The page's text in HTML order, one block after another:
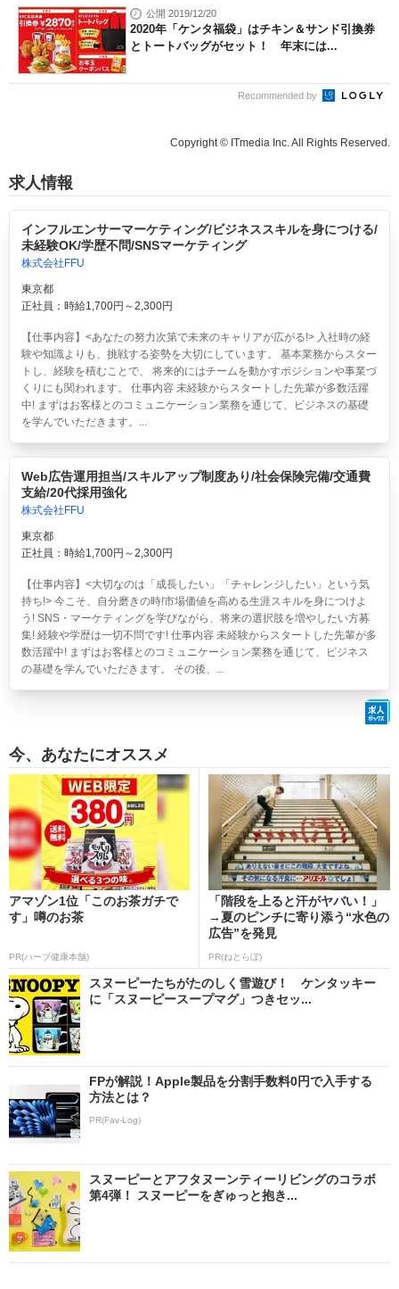
公開 2019/12/20
2020年「ケンタ福袋」はチキン＆サンド引換券
とトートバッグがセット！ 年末には...
Recommended by
Copyright © ITmedia Inc. All Rights Reserved.
求人情報
インフルエンサーマーケティング/ビジネススキルを身につける/
未経験OK/学歴不問/SNSマーケティング
株式会社FFU
東京都
正社員：時給1,700円～2,300円
【仕事内容】<あなたの努力次第で未来のキャリアが広がる!> 入社時の経
験や知識よりも、挑戦する姿勢を大切にしています。 基本業務からスター
トし、経験を積むことで、 将来的にはチームを動かすポジションや事業づ
くりにも関われます。 仕事内容 未経験からスタートした先輩が多数活躍
中! まずはお客様とのコミュニケーション業務を通じて、ビジネスの基礎
を学んでいただきます。...
Web広告運用担当/スキルアップ制度あり/社会保険完備/交通費
支給/20代採用強化
株式会社FFU
東京都
正社員：時給1,700円～2,300円
【仕事内容】<大切なのは「成長したい」「チャレンジしたい」という気
持ち!> 今こそ、自分磨きの時!市場価値を高める生涯スキルを身につけよ
う! SNS・マーケティングを学びながら、将来の選択肢を増やしたい方募
集! 経験や学歴は一切不問です! 仕事内容 未経験からスタートした先輩が多
数活躍中! まずはお客様とのコミュニケーション業務を通じて、ビジネス
の基礎を学んでいただきます。 その後、...
今、あなたにオススメ
アマゾン1位「このお茶ガチで
す」噂のお茶
PR(ハーブ健康本舗)
「階段を上ると汗がヤバい！」
→夏のピンチに寄り添う“水色の
広告”を発見
PR(ねとらぼ)
スヌーピーたちがたのしく雪遊び！ ケンタッキー
に「スヌーピースープマグ」つきセッ...
FPが解説！Apple製品を分割手数料0円で入手する
方法とは？
PR(Fav-Log)
スヌーピーとアフタヌーンティーリビングのコラボ
第4弾！ スヌーピーをぎゅっと抱き...